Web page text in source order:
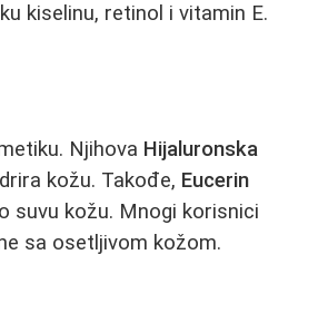
kiselinu, retinol i vitamin E.
Njihova Hijaluronska
kožu. Takođe, Eucerin
suvu kožu. Mnogi korisnici
sa osetljivom kožom.